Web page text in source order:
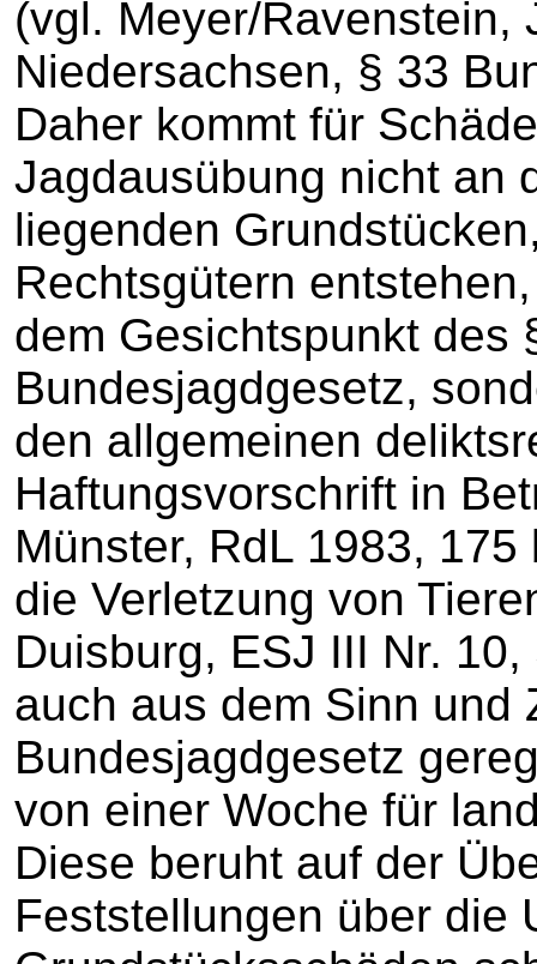
(vgl. Meyer/Ravenstein,
Niedersachsen, § 33
Daher kommt für
Jagdausübung nicht an
liegenden
Rechtsgütern
dem Gesichtspunkt des
Bundesjagdgesetz,
den allgemeinen
Haftungsvorschrift in
Münster, RdL 1983,
die Verletzung von
Duisburg, ESJ III Nr.
auch aus dem Sinn und
Bundesjagdgesetz
von einer Woche für
Diese beruht auf der
Feststellungen über die